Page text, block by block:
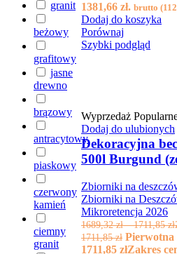
granit
beżowy
grafitowy
jasne
drewno
brązowy
antracytowy
piaskowy
czerwony
kamień
ciemny
granit
1381,66 zł. brutto (
Dodaj do koszyka
Porównaj
Szybki podgląd
Wyprzedaż
Dodaj do ulubionych
Dekoracyjna
500l Burgund
Zbiorniki na
Zbiorniki na
Mikroretencja 2026
1689,32zł – 1711,85zł
1711,85 zł Pierwotna
1711,85 złZakres